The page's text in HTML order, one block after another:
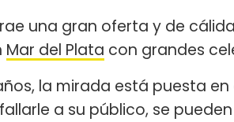
una gran oferta y de
Mar del Plata con grandes
la mirada está puesta
a su público, se